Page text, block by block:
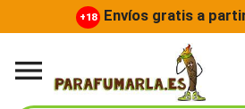
+18 Envíos gratis a
